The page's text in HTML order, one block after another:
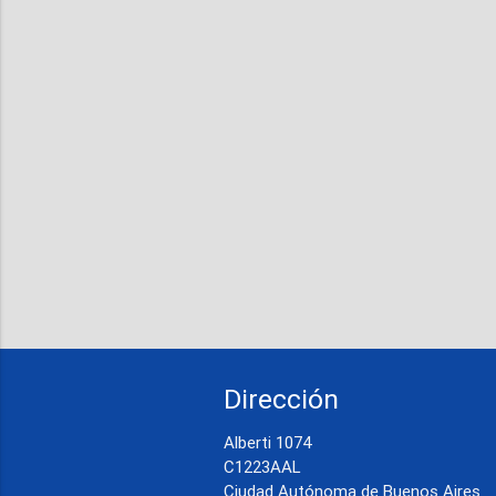
Dirección
Alberti 1074
C1223AAL
Ciudad Autónoma de Buenos Aires